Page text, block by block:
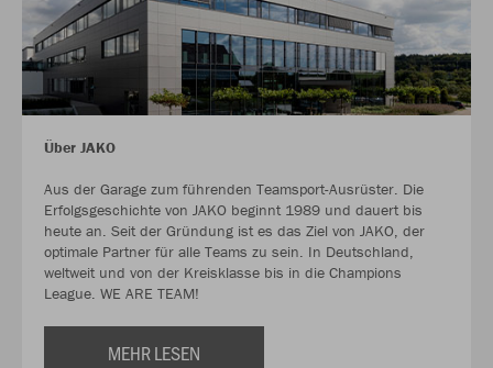
Über JAKO
Aus der Garage zum führenden Teamsport-Ausrüster. Die
Erfolgsgeschichte von JAKO beginnt 1989 und dauert bis
heute an. Seit der Gründung ist es das Ziel von JAKO, der
optimale Partner für alle Teams zu sein. In Deutschland,
weltweit und von der Kreisklasse bis in die Champions
League. WE ARE TEAM!
MEHR LESEN